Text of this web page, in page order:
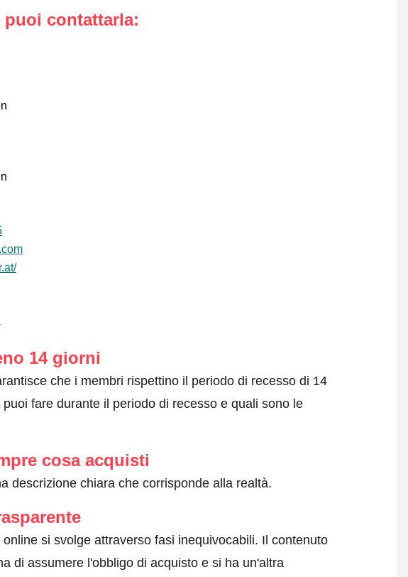
puoi contattarla:
14 giorni
che i membri rispettino il periodo di recesso di 14
puoi fare durante il periodo di recesso e quali sono le
cosa acquisti
descrizione chiara che corrisponde alla realtà.
si svolge attraverso fasi inequivocabili. Il contenuto
di assumere l'obbligo di acquisto e si ha un'altra